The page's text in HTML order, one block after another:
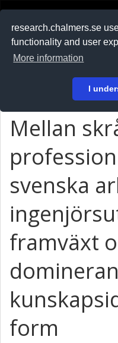
research.chalmers.se
functionality and user
More information
I
På svenska
Mellan
svenska
framväxt
form